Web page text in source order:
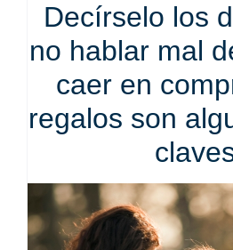
Decírselo los
no hablar mal
caer en
regalos son